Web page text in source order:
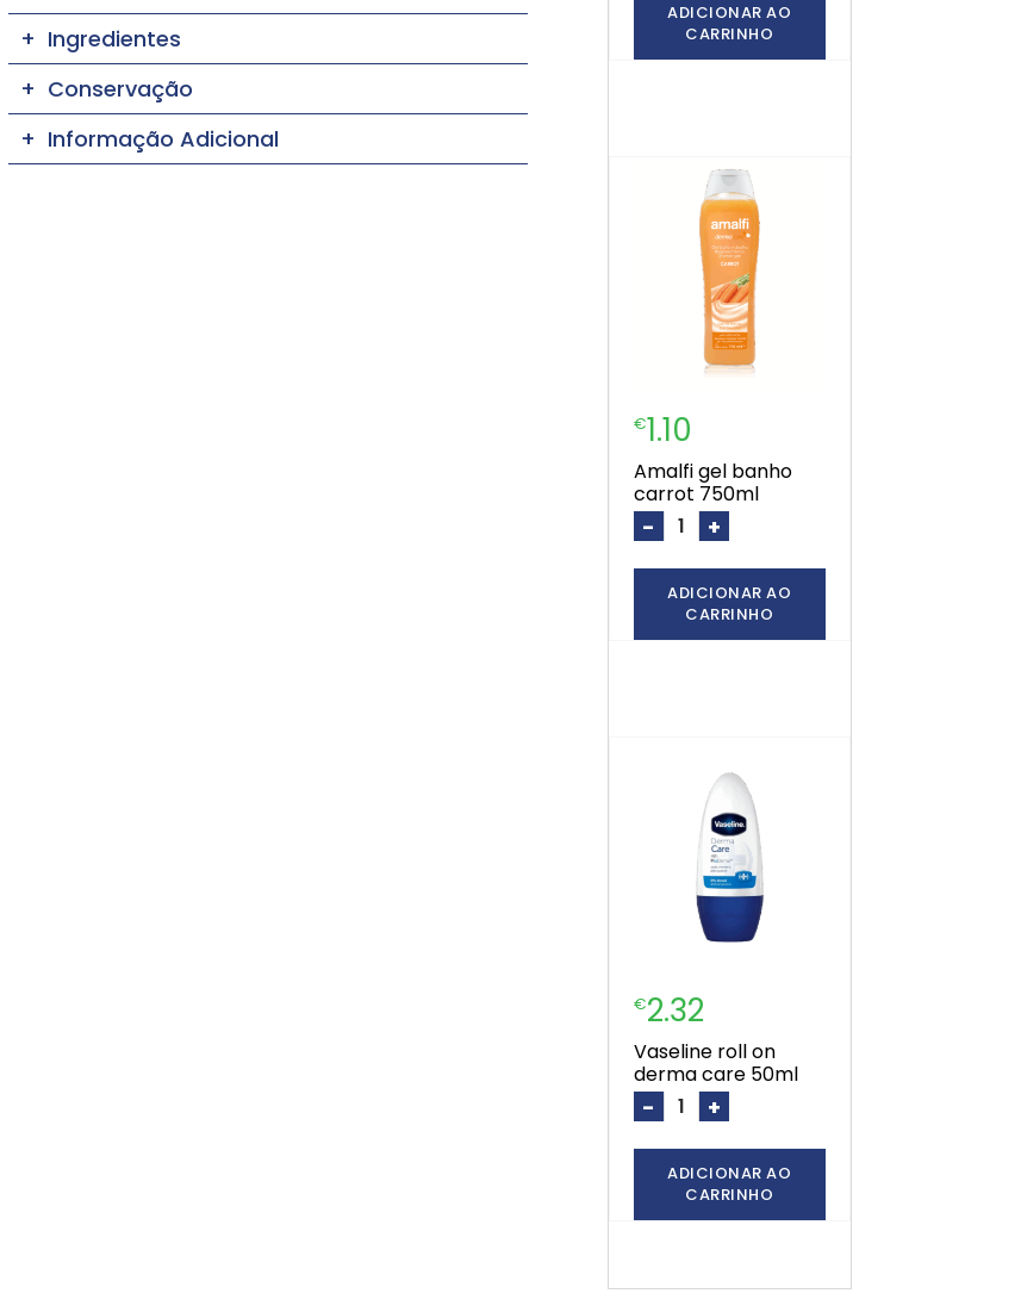
Ingredientes
Conservação
Informação Adicional
ADICIONAR AO
CARRINHO
€1.10
amalfi gel banho
carrot 750ml
- +
ADICIONAR AO
CARRINHO
€2.32
vaseline roll on
derma care 50ml
- +
ADICIONAR AO
CARRINHO